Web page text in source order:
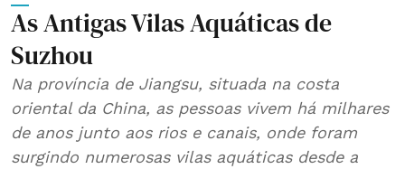
As Antigas Vilas Aquáticas de
Suzhou
Na província de Jiangsu, situada na costa
oriental da China, as pessoas vivem há milhares
de anos junto aos rios e canais, onde foram
surgindo numerosas vilas aquáticas desde a